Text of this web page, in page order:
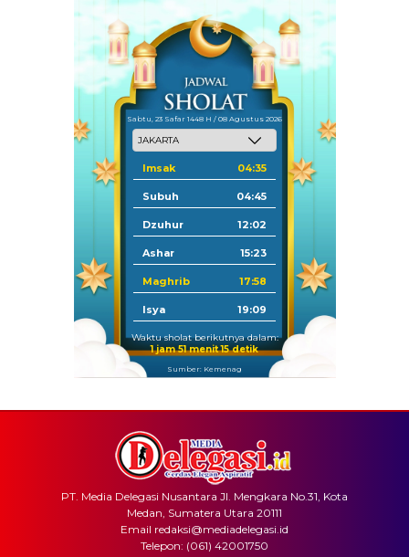
Sabtu, 23 Safar 1448 H / 08 Agustus 2026
Imsak 04:35
Subuh 04:45
Dzuhur 12:02
Ashar 15:23
Maghrib 17:58
Isya 19:09
Waktu sholat berikutnya dalam:
1 jam 51 menit 15 detik
Sumber: Kemenag
PT. Media Delegasi Nusantara Jl. Mengkara No.31, Kota
Medan, Sumatera Utara 20111
Email redaksi@mediadelegasi.id
Telepon: (061) 42001750